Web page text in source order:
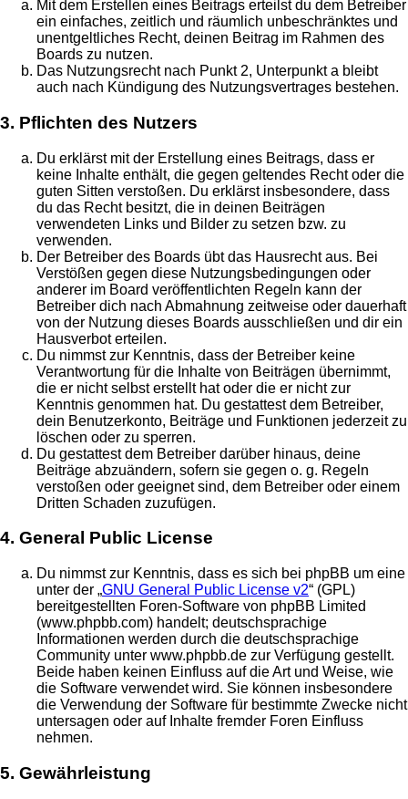
Mit dem Erstellen eines Beitrags erteilst du dem Betreiber
ein einfaches, zeitlich und räumlich unbeschränktes und
unentgeltliches Recht, deinen Beitrag im Rahmen des
Boards zu nutzen.
Das Nutzungsrecht nach Punkt 2, Unterpunkt a bleibt
auch nach Kündigung des Nutzungsvertrages bestehen.
3. Pflichten des Nutzers
Du erklärst mit der Erstellung eines Beitrags, dass er
keine Inhalte enthält, die gegen geltendes Recht oder die
guten Sitten verstoßen. Du erklärst insbesondere, dass
du das Recht besitzt, die in deinen Beiträgen
verwendeten Links und Bilder zu setzen bzw. zu
verwenden.
Der Betreiber des Boards übt das Hausrecht aus. Bei
Verstößen gegen diese Nutzungsbedingungen oder
anderer im Board veröffentlichten Regeln kann der
Betreiber dich nach Abmahnung zeitweise oder dauerhaft
von der Nutzung dieses Boards ausschließen und dir ein
Hausverbot erteilen.
Du nimmst zur Kenntnis, dass der Betreiber keine
Verantwortung für die Inhalte von Beiträgen übernimmt,
die er nicht selbst erstellt hat oder die er nicht zur
Kenntnis genommen hat. Du gestattest dem Betreiber,
dein Benutzerkonto, Beiträge und Funktionen jederzeit zu
löschen oder zu sperren.
Du gestattest dem Betreiber darüber hinaus, deine
Beiträge abzuändern, sofern sie gegen o. g. Regeln
verstoßen oder geeignet sind, dem Betreiber oder einem
Dritten Schaden zuzufügen.
4. General Public License
Du nimmst zur Kenntnis, dass es sich bei phpBB um eine
unter der „GNU General Public License v2“ (GPL)
bereitgestellten Foren-Software von phpBB Limited
(www.phpbb.com) handelt; deutschsprachige
Informationen werden durch die deutschsprachige
Community unter www.phpbb.de zur Verfügung gestellt.
Beide haben keinen Einfluss auf die Art und Weise, wie
die Software verwendet wird. Sie können insbesondere
die Verwendung der Software für bestimmte Zwecke nicht
untersagen oder auf Inhalte fremder Foren Einfluss
nehmen.
5. Gewährleistung